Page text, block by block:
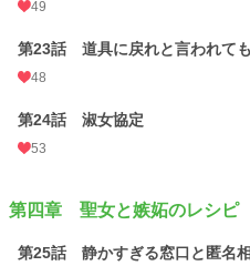
49
第23話 道具に戻れと言われて
48
第24話 淑女協定
53
第四章 聖女と嫉妬のレシピ
第25話 静かすぎる窓口と匿名